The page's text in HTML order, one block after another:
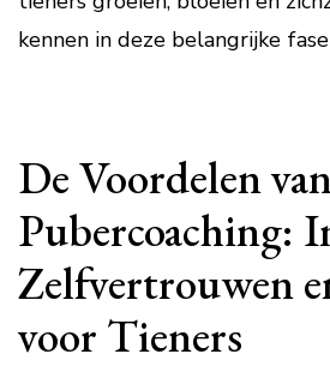
kennen in deze belangrijke
De Voordelen
Pubercoaching:
Zelfvertrouwen
voor Tieners